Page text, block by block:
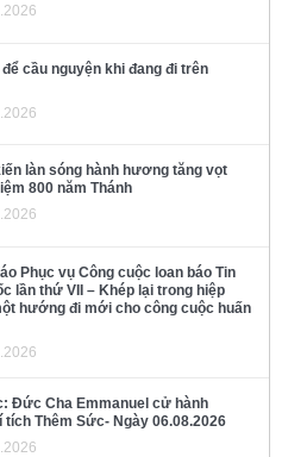
cầu nguyện khi đang đi trên
làn sóng hành hương tăng vọt
800 năm Thánh
Phục vụ Công cuộc loan báo Tin
lần thứ VII – Khép lại trong hiệp
hướng đi mới cho công cuộc huấn
Đức Cha Emmanuel cử hành
tích Thêm Sức- Ngày 06.08.2026